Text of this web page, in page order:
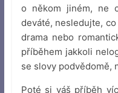
o někom jiném, ne
deváté, nesledujte,
drama nebo
příběhem jakkoli
se slovy podvědomě,
Poté si váš příběh